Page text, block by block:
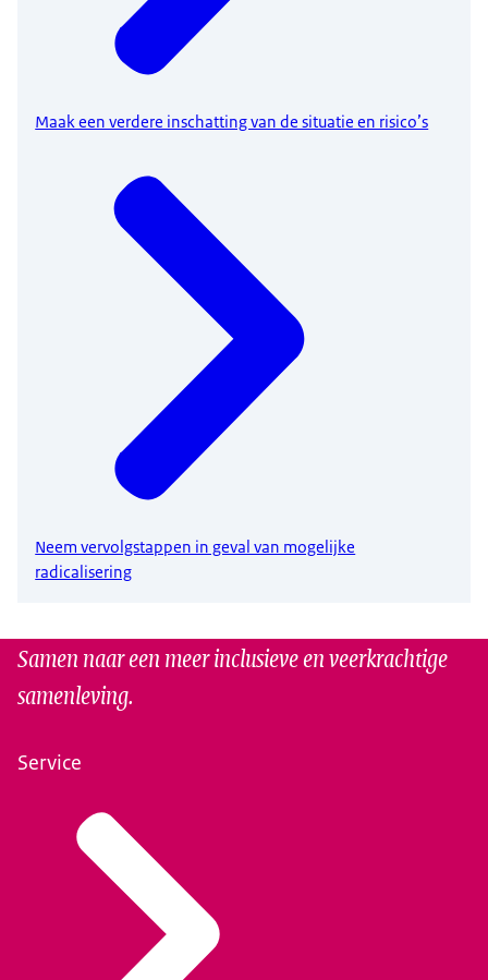
Maak een verdere inschatting van de situatie en risico’s
Neem vervolgstappen in geval van mogelijke
radicalisering
Samen naar een meer inclusieve en veerkrachtige
samenleving.
Service